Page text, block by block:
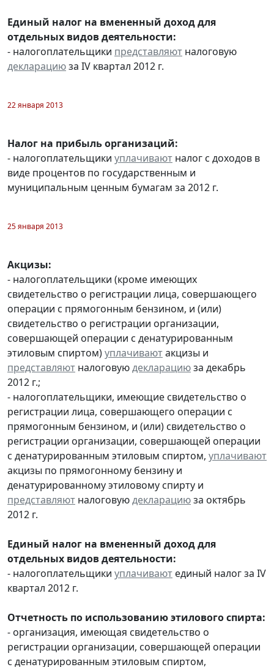
Единый налог на вмененный доход для
отдельных видов деятельности:
- налогоплательщики представляют налоговую
декларациюза IV квартал 2012 г.
22 января 2013
Налог на прибыль организаций:
- налогоплательщики уплачивают налог с доходов в
виде процентов по государственным и
муниципальным ценным бумагам за 2012 г.
25 января 2013
Акцизы:
- налогоплательщики (кроме имеющих
свидетельство о регистрации лица, совершающего
операции с прямогонным бензином, и (или)
свидетельство о регистрации организации,
совершающей операции с денатурированным
этиловым спиртом)уплачиваютакцизы и
представляют налоговуюдекларациюза декабрь
2012 г.;
- налогоплательщики, имеющие свидетельство о
регистрации лица, совершающего операции с
прямогонным бензином, и (или) свидетельство о
регистрации организации, совершающей операции
с денатурированным этиловым спиртом, уплачивают
акцизы по прямогонному бензину и
денатурированному этиловому спирту и
представляют налоговуюдекларациюза октябрь
2012 г.
Единый налог на вмененный доход для
отдельных видов деятельности:
- налогоплательщики уплачивают единый налог за IV
квартал 2012 г.
Отчетность по использованию этилового спирта:
- организация, имеющая свидетельство о
регистрации организации, совершающей операции
с денатурированным этиловым спиртом,